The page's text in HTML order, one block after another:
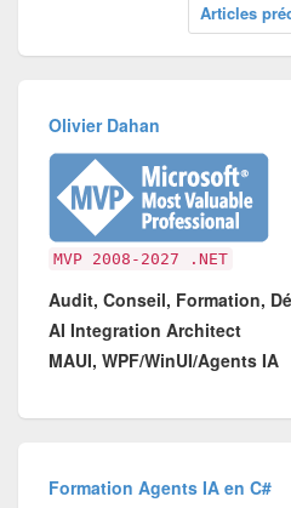
Articles
Olivier Dahan
MVP 2008-2027 .NET
Audit, Conseil, Formation,
AI Integration Architect
MAUI, WPF/WinUI/Agents IA
Formation Agents IA en C#